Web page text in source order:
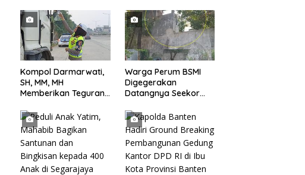
Kompol Darmarwati,
SH, MM, MH
Memberikan Teguran
yang Parkir Dibahu
Jalan di Tol CSI
Tanggerang Kota
Warga Perum BSMI
Digegerakan
Datangnya Seekor
Pemukiman